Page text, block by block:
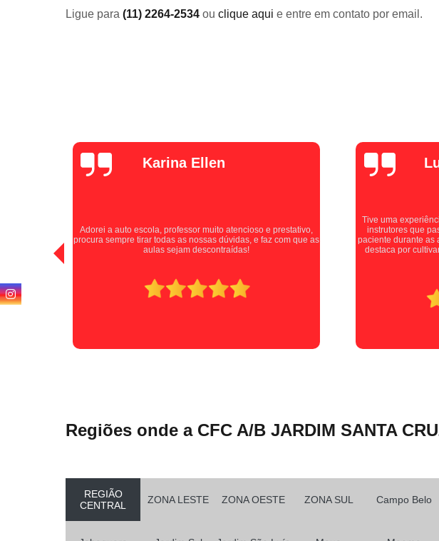
Ligue para (11) 2264-2534 ou clique aqui e entre em contato por email.
Luana Pina
instrutores que passaram as informações de forma clara e
paciente durante as aulas. A Auto Escola Jardim Santa Cruz se
destaca por cultivar motoristas seguros e confiantes. Indico
Auto escola
Professora Kellen,
com extrema
recomendo muito
Regiões onde a CFC A/B JARDIM SANTA
REGIÃO
CENTRAL
ZONA LESTE ZONA OESTE ZONA SUL Campo Belo